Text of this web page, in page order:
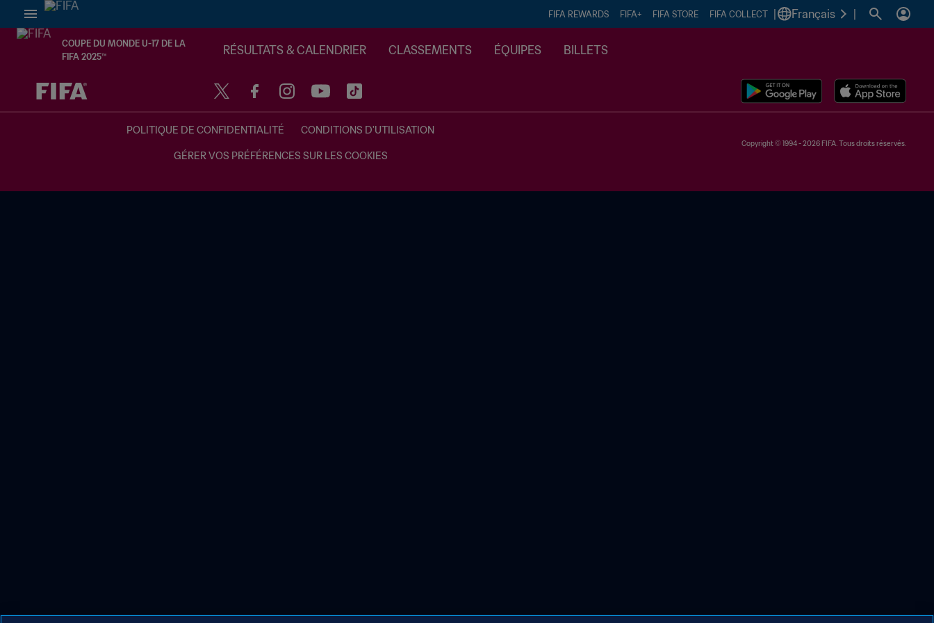
FIFA REWARDS FIFA+ FIFA STORE FIFA COLLECT Français
COUPE DU MONDE U-17 DE LA
FIFA 2025™
RÉSULTATS & CALENDRIER CLASSEMENTS ÉQUIPES BILLETS
à dét. – à dét.
POLITIQUE DE CONFIDENTIALITÉ CONDITIONS D'UTILISATION
GÉRER VOS PRÉFÉRENCES SUR LES COOKIES
Copyright © 1994 - 2026 FIFA. Tous droits réservés.